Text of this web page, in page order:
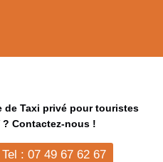
de Taxi privé pour touristes
? Contactez-nous !
Tel : 07 49 67 62 67